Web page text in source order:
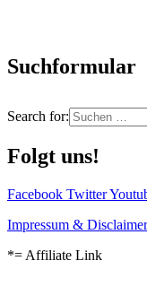
Suchformular
Search for:
Folgt uns!
Facebook Twitter
Impressum & Disclaimer
*= Affiliate Link